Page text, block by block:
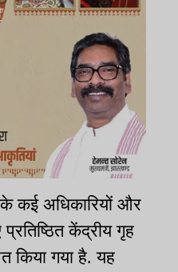
कई अधिकारियों और
केंद्रीय गृह
किया गया है. यह